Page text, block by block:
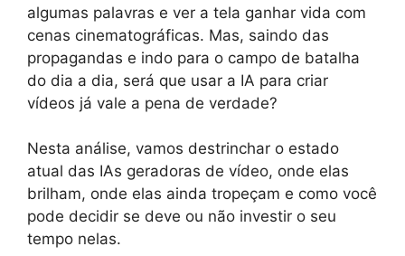
algumas palavras e ver a tela ganhar vida com
cenas cinematográficas. Mas, saindo das
propagandas e indo para o campo de batalha
do dia a dia, será que usar a IA para criar
vídeos já vale a pena de verdade?
Nesta análise, vamos destrinchar o estado
atual das IAs geradoras de vídeo, onde elas
brilham, onde elas ainda tropeçam e como você
pode decidir se deve ou não investir o seu
tempo nelas.